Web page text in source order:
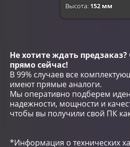
Высота: 152 мм
Не хотите ждать
прямо сейчас!
В 99% случаев все
имеют прямые аналоги.
Мы оперативно подберем
надежности, мощности и
чтобы вы получили свой ПК
*Информация о технических